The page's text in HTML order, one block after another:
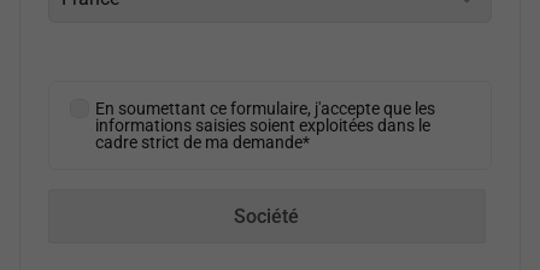
En soumettant ce formulaire, j'accepte que les
informations saisies soient exploitées dans le
cadre strict de ma demande*
Société